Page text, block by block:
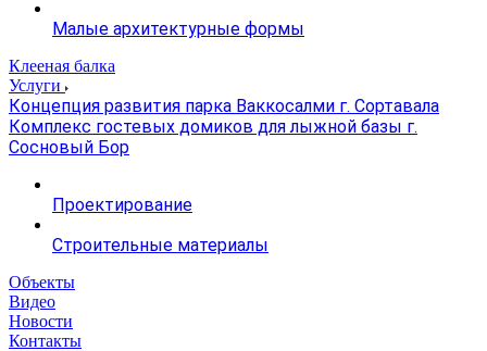
Малые архитектурные формы
Клееная балка
Услуги
Концепция развития парка Ваккосалми г. Сортавала
Комплекс гостевых домиков для лыжной базы г.
Сосновый Бор
Проектирование
Строительные материалы
Объекты
Видео
Новости
Контакты